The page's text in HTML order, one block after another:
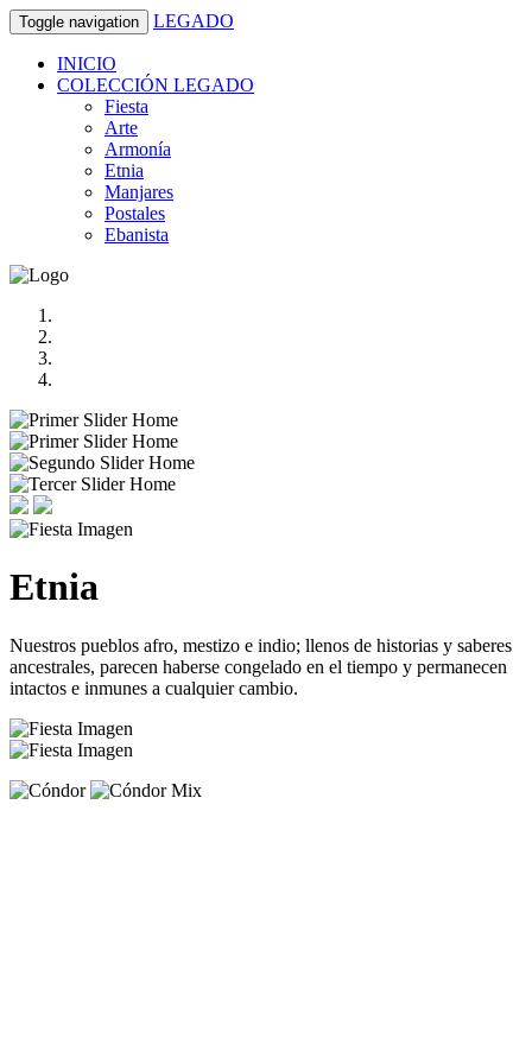
Toggle navigation LEGADO
INICIO
COLECCIÓN LEGADO
Fiesta
Arte
Armonía
Etnia
Manjares
Postales
Ebanista
Etnia
Nuestros pueblos afro, mestizo e indio; llenos de historias y saberes
ancestrales, parecen haberse congelado en el tiempo y permanecen
intactos e inmunes a cualquier cambio.